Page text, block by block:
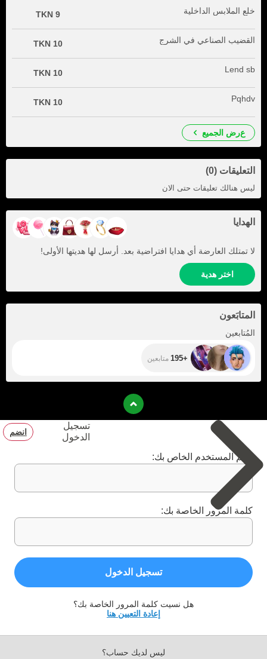
خلع الملابس الداخلية 9 TKN
القضيب الصناعي في الشرج 10 TKN
Lend sb
10 TKN
Pqhdv
10 TKN
عرض الجميع
التعليقات (0)
ليس هنالك تعليقات حتى الان
الهدايا
لا تمتلك العارضة أي هدايا افتراضية بعد. أرسل لها هديتها الأولى!
اختر هدية
المتابَعون
المُتابعين
+195 متابعين
تسجيل
الدخول
انضم
اسم المستخدم الخاص بك:
كلمة المرور الخاصة بك:
تسجيل الدخول
هل نسيت كلمة المرور الخاصة بك؟
إعادة التعيين هنا
ليس لديك حساب؟